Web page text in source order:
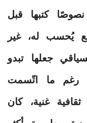
كتبها قبل
يُحسب له، غير
جعلها تبدو
رغم ما اتّسمت
غنية، كان